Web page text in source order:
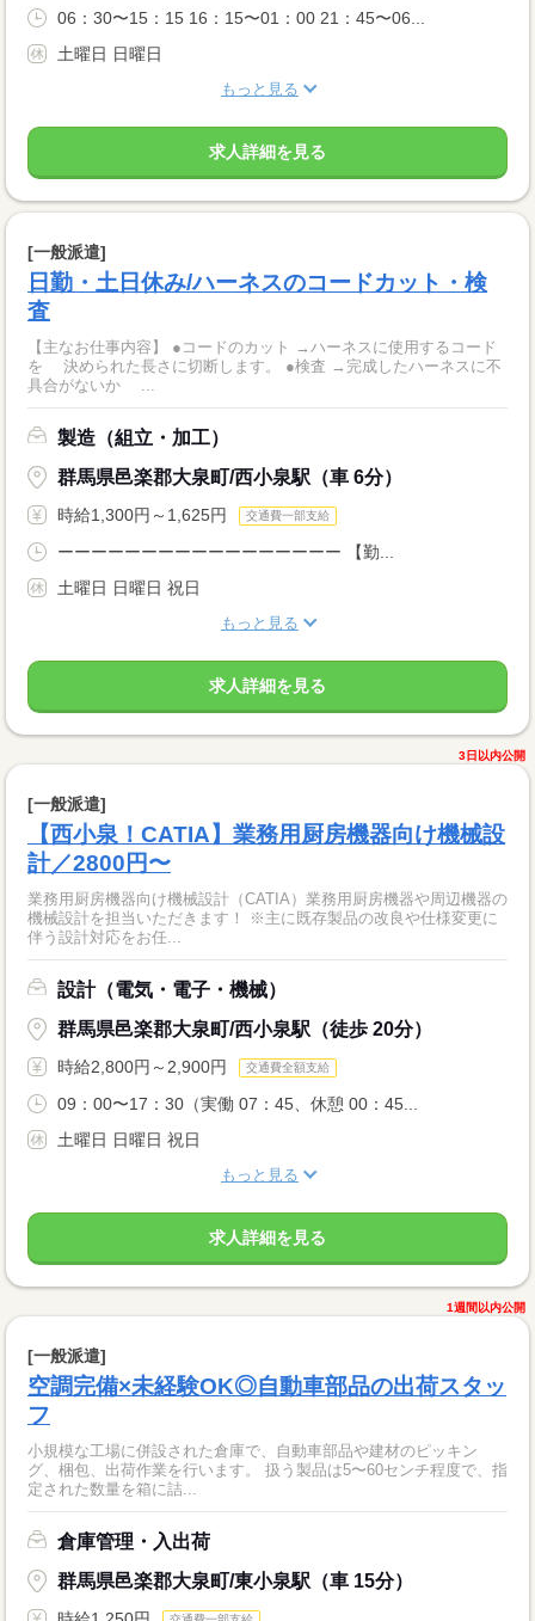
06：30〜15：15 16：15〜01：00 21：45〜06...
土曜日 日曜日
もっと見る
求人詳細を見る
[一般派遣]
日勤・土日休み/ハーネスのコードカット・検
査
【主なお仕事内容】 ●コードのカット →ハーネスに使用するコード
を 決められた長さに切断します。 ●検査 →完成したハーネスに不
具合がないか ...
製造（組立・加工）
群馬県邑楽郡大泉町/西小泉駅（車 6分）
時給1,300円～1,625円 交通費一部支給
ーーーーーーーーーーーーーーーーー 【勤...
土曜日 日曜日 祝日
もっと見る
求人詳細を見る
3日以内公開
[一般派遣]
【西小泉！CATIA】業務用厨房機器向け機械設
計／2800円〜
業務用厨房機器向け機械設計（CATIA）業務用厨房機器や周辺機器の
機械設計を担当いただきます！ ※主に既存製品の改良や仕様変更に
伴う設計対応をお任...
設計（電気・電子・機械）
群馬県邑楽郡大泉町/西小泉駅（徒歩 20分）
時給2,800円～2,900円 交通費全額支給
09：00〜17：30（実働 07：45、休憩 00：45...
土曜日 日曜日 祝日
もっと見る
求人詳細を見る
1週間以内公開
[一般派遣]
空調完備×未経験OK◎自動車部品の出荷スタッ
フ
小規模な工場に併設された倉庫で、自動車部品や建材のピッキン
グ、梱包、出荷作業を行います。 扱う製品は5〜60センチ程度で、指
定された数量を箱に詰...
倉庫管理・入出荷
群馬県邑楽郡大泉町/東小泉駅（車 15分）